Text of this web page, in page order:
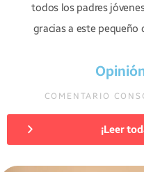
todos los padres
gracias a este
COMENTARIO
¡Leer